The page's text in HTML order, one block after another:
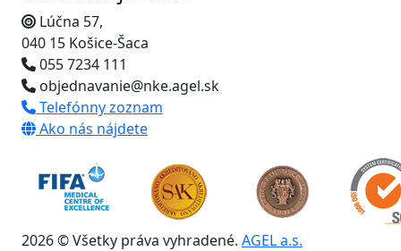
Lúčna 57,
040 15 Košice-Šaca
055 7234 111
objednavanie@nke.agel.sk
Telefónny zoznam
Ako nás nájdete
2026 © Všetky práva vyhradené. AGEL a.s.